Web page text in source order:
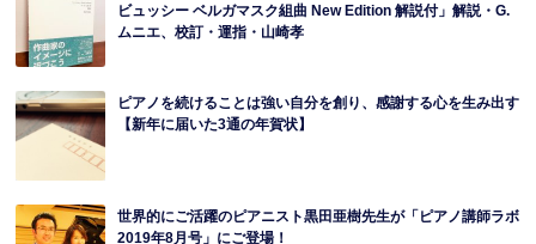
ビュッシー ベルガマスク組曲 New Edition 解説付」解説・G.
ムニエ、校訂・運指・山崎孝
ピアノを続けることは強い自分を創り、感謝する心を生み出す
【新年に届いた3通の年賀状】
世界的にご活躍のピアニスト黒田亜樹先生が「ピアノ講師ラボ
2019年8月号」にご登場！